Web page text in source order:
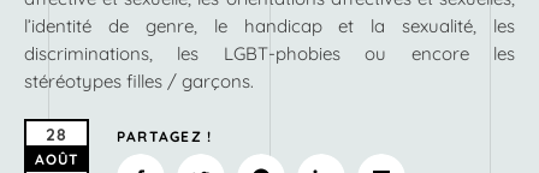
l’identité de genre, le handicap et la sexualité, les
discriminations, les LGBT-phobies ou encore les
stéréotypes filles / garçons.
28
AOÛT
PARTAGEZ !